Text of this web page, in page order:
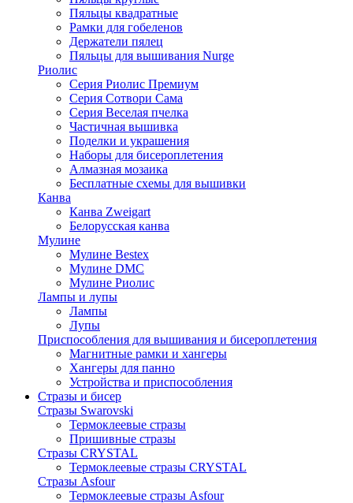
Пяльцы квадратные
Рамки для гобеленов
Держатели пялец
Пяльцы для вышивания Nurge
Риолис
Серия Риолис Премиум
Серия Сотвори Сама
Серия Веселая пчелка
Частичная вышивка
Поделки и украшения
Наборы для бисероплетения
Алмазная мозаика
Бесплатные схемы для вышивки
Канва
Канва Zweigart
Белорусская канва
Мулине
Мулине Bestex
Мулине DMC
Мулине Риолис
Лампы и лупы
Лампы
Лупы
Приспособления для вышивания и бисероплетения
Магнитные рамки и хангеры
Хангеры для панно
Устройства и приспособления
Стразы и бисер
Стразы Swarovski
Термоклеевые стразы
Пришивные стразы
Стразы CRYSTAL
Термоклеевые стразы CRYSTAL
Стразы Asfour
Термоклеевые стразы Asfour